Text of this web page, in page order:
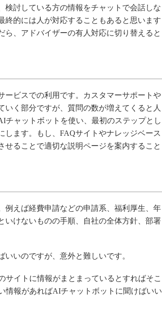
検討している方の情報をチャットで会話しな
終的には人が対応することもあると思います
、アドバイザーの有人対応に切り替えると
ービスでの利用です。カスタマーサポートや
いく部分ですが、質問の数が増えてくると人
チャットボットを使い、最初のステップとし
ます。もし、FAQサイトやナレッジベース
ることで適切な説明ページを案内すること
例えば経費申請などの申請系、福利厚生、年
いけないものの手順、自社の全体方針、部署
いのですが、意外と難しいです。
イトに情報がまとまっているとすればそこ
情報があればAIチャットボットに聞けばいい